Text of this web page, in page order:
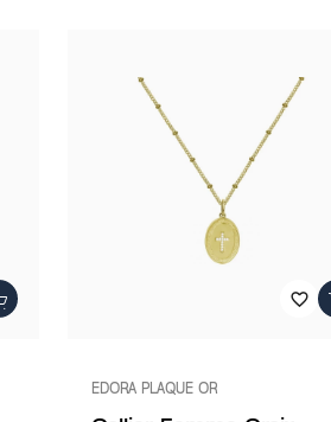
favorite_border
EDORA PLAQUE OR